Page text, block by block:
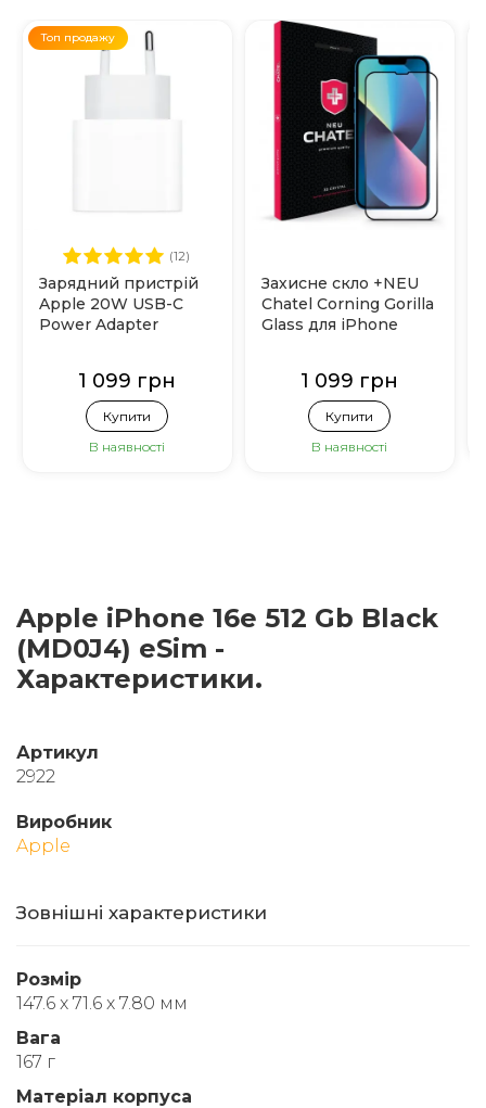
Топ продажу
(12)
Зарядний пристрій
Apple 20W USB-C
Power Adapter
1 099 грн
Купити
В наявності
Захисне скло +NEU
Chatel Corning Gorilla
Glass для iPhone
1 099 грн
Купити
В наявності
Apple iPhone 16e 512 Gb Black
(MD0J4) eSim -
Характеристики.
Артикул
2922
Виробник
Apple
Зовнішні характеристики
Розмір
147.6 x 71.6 x 7.80 мм
Вага
167 г
Матеріал корпуса